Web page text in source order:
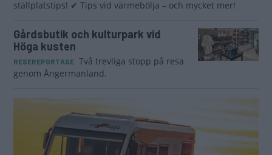
ställplatstips! ✔ Tips vid värmebölja – och mycket mer!
Gårdsbutik och kulturpark vid
Höga kusten
RESEREPORTAGE Två trevliga stopp på resa
genom Ångermanland.